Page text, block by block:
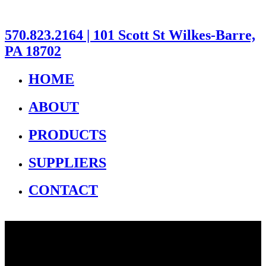
570.823.2164 | 101 Scott St Wilkes-Barre,
PA 18702
HOME
ABOUT
PRODUCTS
SUPPLIERS
CONTACT